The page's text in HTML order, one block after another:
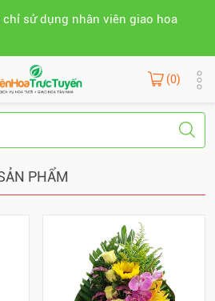
chỉ sử dụng nhân viên giao hoa
(0)
PHẨM